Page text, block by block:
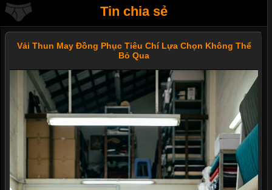
Tin chia sẻ
Vải Thun May Đồng Phục Tiêu Chí Lựa Chọn Không Thể
Bỏ Qua